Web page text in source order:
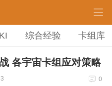
综合经验 卡组库
各宇宙卡组应对策略
0